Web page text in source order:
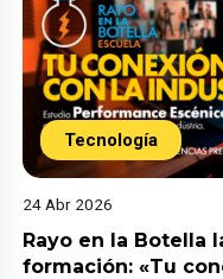
Tecnología
24 Abr 2026
Rayo en la Botella
formación: «Tu